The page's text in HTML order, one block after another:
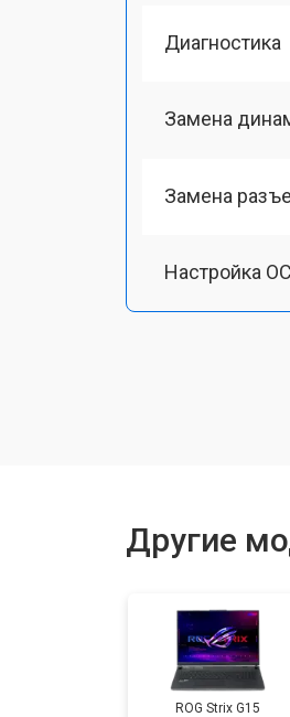
Диагностика
Замена
Замена
Настройка ОС
Ремонт
Другие
ROG Strix G15